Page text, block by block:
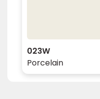
023W
Porcelain